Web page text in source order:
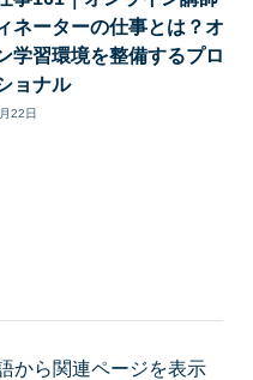
ネーターの仕事とは？オ
学習環境を整備するプロ
ョナル
22日
から関連ページを表示